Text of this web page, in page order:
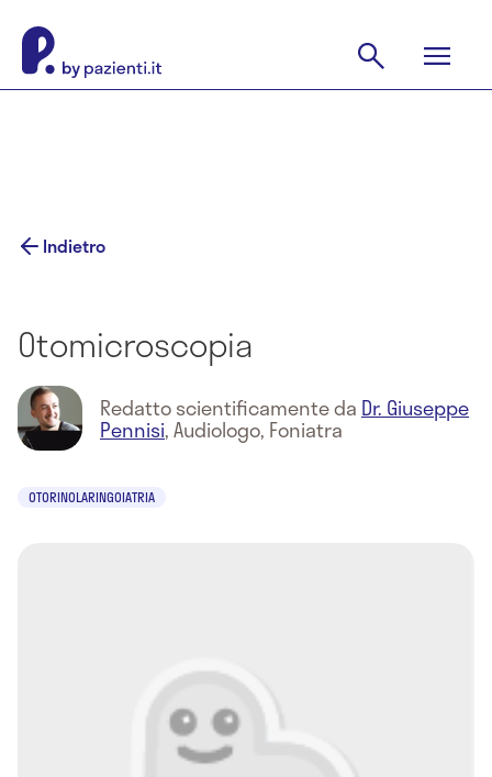
Indietro
Otomicroscopia
Redatto scientificamente da Dr. Giuseppe
Pennisi,Audiologo, Foniatra
OTORINOLARINGOIATRIA